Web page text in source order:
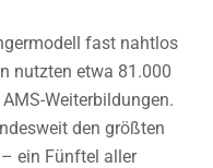
fast nahtlos
nutzten etwa 81.000
Weiterbildungen.
den größten
ein Fünftel aller